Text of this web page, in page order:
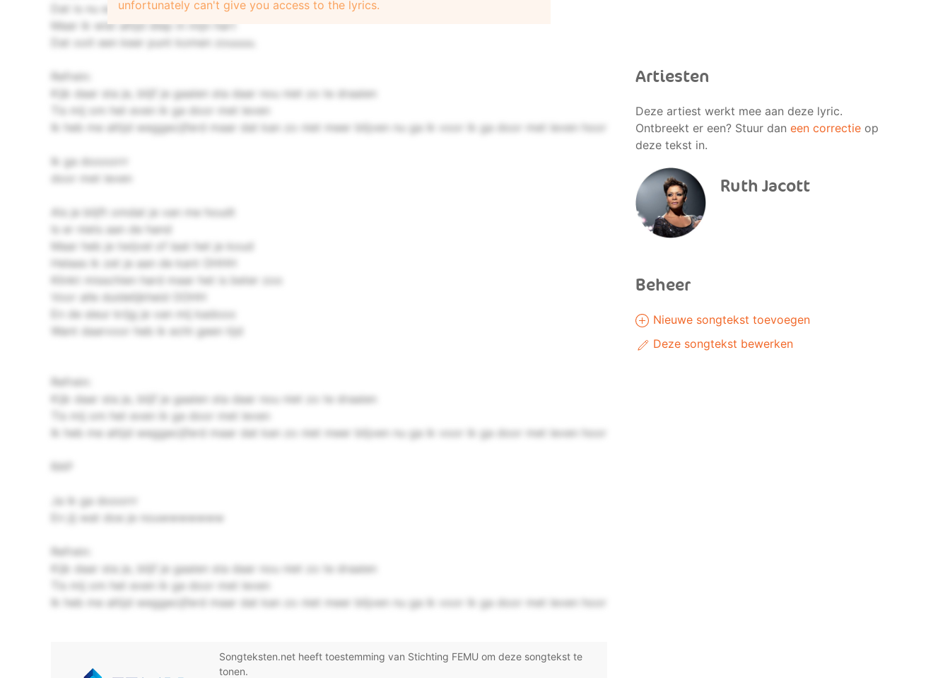
Dat is nu echt aan jou
Maar ik wist altijd diep in mijn hart
Dat ooit een keer punt komen zouuuu.
Refrein:
Kijk daar sta je, blijf je gaaien sta daar nou niet zo te draaien
Tis mij om het even ik ga door met leven
Ik heb me altijd weggecijferd maar dat kan zo niet meer blijven nu ga ik voor ik ga door met leven hoor
Ik ga doooorrr
door met leven
Als je blijft omdat je van me houdt
Is er niets aan de hand
Maar heb je twijvel of laat het je koud
Helaas ik zet je aan de kant OHHH
Klinkt misschien hard maar het is beter zoo
Voor alle duidelijkheid OOHH
En de sleur krijg je van mij kadooo
Want daarvoor heb ik echt geen tijd
Refrein:
Kijk daar sta je, blijf je gaaien sta daar nou niet zo te draaien
Tis mij om het even ik ga door met leven
Ik heb me altijd weggecijferd maar dat kan zo niet meer blijven nu ga ik voor ik ga door met leven hoor
Ja ik ga dooorrr
En jij wat doe je nouwwwwwww
Refrein:
Kijk daar sta je, blijf je gaaien sta daar nou niet zo te draaien
Tis mij om het even ik ga door met leven
Ik heb me altijd weggecijferd maar dat kan zo niet meer blijven nu ga ik voor ik ga door met leven hoor
unfortunately can't give you access to the lyrics.
Songteksten.net heeft toestemming van Stichting FEMU om deze songtekst te
tonen.
Artiesten
Deze artiest werkt mee aan deze lyric.
Ontbreekt er een? Stuur dan een correctieop
deze tekst in.
Ruth Jacott
Beheer
Nieuwe songtekst toevoegen
Deze songtekst bewerken